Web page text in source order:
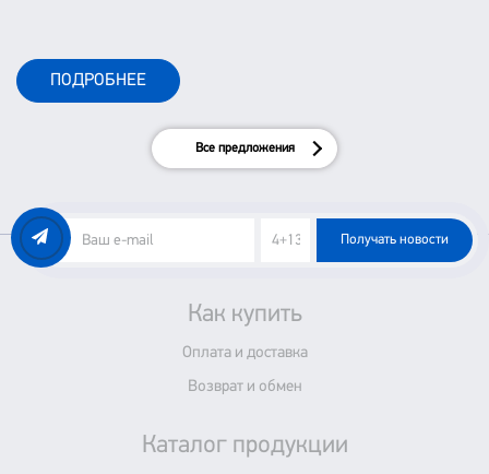
ПОДРОБНЕЕ
Все предложения
Получать новости
Как купить
Оплата и доставка
Возврат и обмен
Каталог продукции